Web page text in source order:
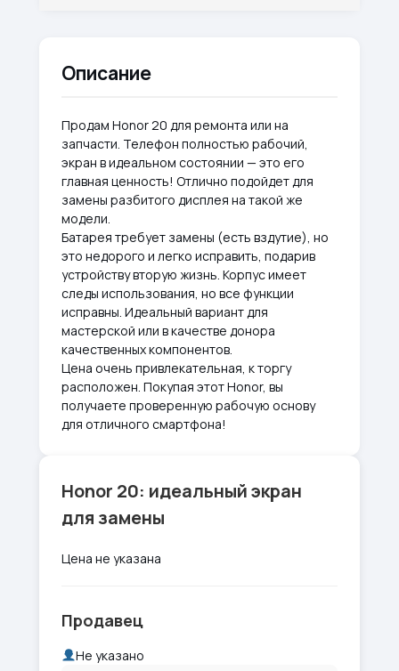
Описание
Продам Honor 20 для ремонта или на
запчасти. Телефон полностью рабочий,
экран в идеальном состоянии — это его
главная ценность! Отлично подойдет для
замены разбитого дисплея на такой же
модели.
Батарея требует замены (есть вздутие), но
это недорого и легко исправить, подарив
устройству вторую жизнь. Корпус имеет
следы использования, но все функции
исправны. Идеальный вариант для
мастерской или в качестве донора
качественных компонентов.
Цена очень привлекательная, к торгу
расположен. Покупая этот Honor, вы
получаете проверенную рабочую основу
для отличного смартфона!
Honor 20: идеальный экран
для замены
Цена не указана
Продавец
Не указано